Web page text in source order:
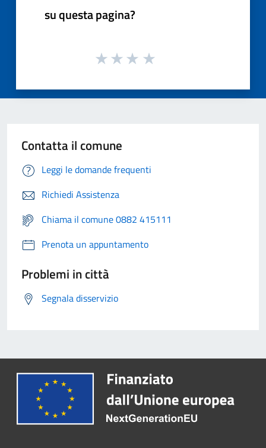
su questa pagina?
Contatta il comune
Leggi le domande frequenti
Richiedi Assistenza
Chiama il comune 0882 415111
Prenota un appuntamento
Problemi in città
Segnala disservizio